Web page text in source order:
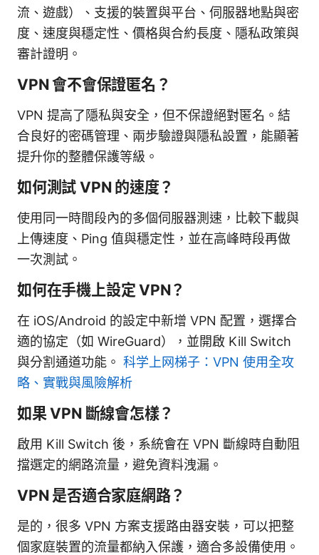
流、遊戲）、支援的裝置與平台、伺服器地點與密
度、速度與穩定性、價格與合約長度、隱私政策與
審計證明。
VPN 會不會保證匿名？
VPN 提高了隱私與安全，但不保證絕對匿名。結
合良好的密碼管理、兩步驗證與隱私設置，能顯著
提升你的整體保護等級。
如何測試 VPN 的速度？
使用同一時間段內的多個伺服器測速，比較下載與
上傳速度、Ping 值與穩定性，並在高峰時段再做
一次測試。
如何在手機上設定 VPN？
在 iOS/Android 的設定中新增 VPN 配置，選擇合
適的協定（如 WireGuard），並開啟 Kill Switch
與分割通道功能。 科学上网梯子：VPN 使用全攻
略、實戰與風險解析
如果 VPN 斷線會怎樣？
啟用 Kill Switch 後，系統會在 VPN 斷線時自動阻
擋選定的網路流量，避免資料洩漏。
VPN 是否適合家庭網路？
是的，很多 VPN 方案支援路由器安裝，可以把整
個家庭裝置的流量都納入保護，適合多設備使用。